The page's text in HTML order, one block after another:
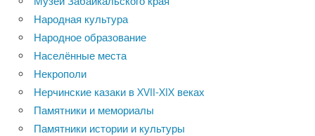
Народная культура
Народное образование
Населённые места
Некрополи
Нерчинские казаки в XVII-XIX веках
Памятники и мемориалы
Памятники истории и культуры